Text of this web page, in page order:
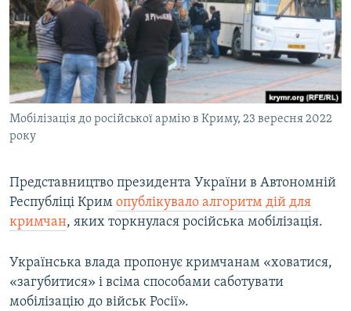
ДЕПОРТАЦІЯ
ВІДЕОУРОКИ «ELIFBE»
СВІДЧЕННЯ ОКУПАЦІЇ
УКРАЇНСЬКА ПРОБЛЕМА КРИМУ
ІНФОГРАФІКА
ЯК ОБІЙТИ БЛОКУВАННЯ
Русский
Qırımtatar
ДОЛУЧАЙСЯ!
Усі сайти RFE/RL
Мобілізація до російської армію в Криму, 23 вересня 2022
року
Представництво президента України в Автономній
Республіці Крим опублікувало алгоритм дій для
кримчан, яких торкнулася російська мобілізація.
Українська влада пропонує кримчанам «ховатися,
«загубитися» і всіма способами саботувати
мобілізацію до військ Росії».